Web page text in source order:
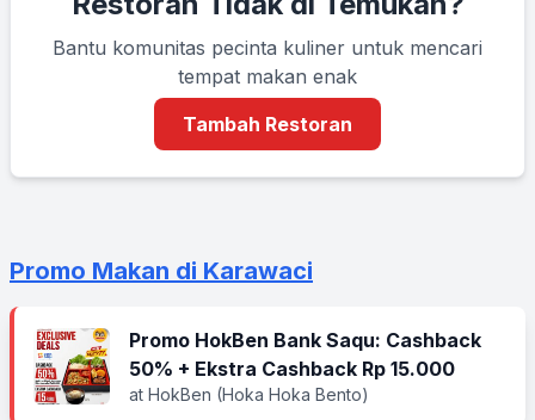
Bantu komunitas pecinta kuliner untuk mencari
tempat makan enak
Tambah Restoran
Promo Makan di Karawaci
Promo HokBen Bank Saqu: Cashback
50% + Ekstra Cashback Rp 15.000
at HokBen (Hoka Hoka Bento)